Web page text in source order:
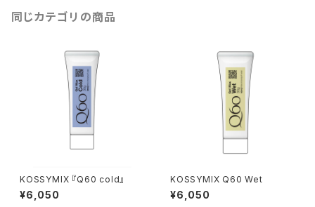
同じカテゴリの商品
KOSSYMIX 『Q60 cold』
¥6,050
KOSSYMIX Q60 Wet
¥6,050